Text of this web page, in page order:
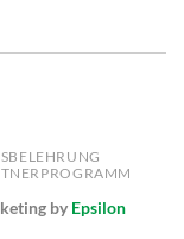
by Epsilon